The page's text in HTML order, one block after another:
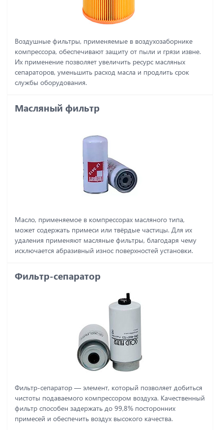
Воздушные фильтры, применяемые в воздухозаборнике
компрессора, обеспечивают защиту от пыли и грязи извне.
Их применение позволяет увеличить ресурс масляных
сепараторов, уменьшить расход масла и продлить срок
службы оборудования.
Масляный фильтр
Масло, применяемое в компрессорах масляного типа,
может содержать примеси или твёрдые частицы. Для их
удаления применяют масляные фильтры, благодаря чему
исключается абразивный износ поверхностей установки.
Фильтр-сепаратор
Фильтр-сепаратор ― элемент, который позволяет добиться
чистоты подаваемого компрессором воздуха. Качественный
фильтр способен задержать до 99,8% посторонних
примесей и обеспечить воздух высокого качества.